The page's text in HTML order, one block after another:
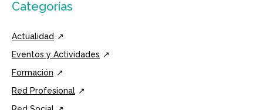
Categorías
Actualidad
Eventos y Actividades
Formación
Red Profesional